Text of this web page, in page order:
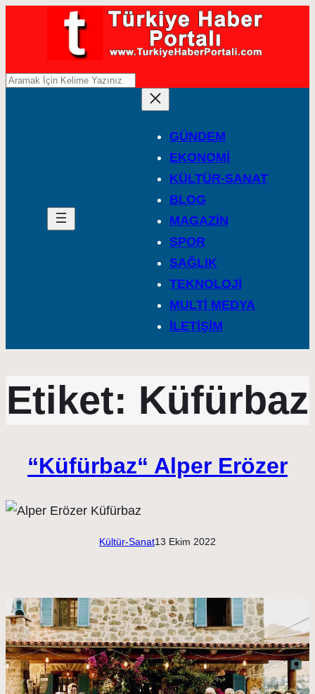
A
GÜNDEM
EKONOMİ
KÜLTÜR-SANAT
BLOG
MAGAZİN
SPOR
SAĞLIK
TEKNOLOJİ
MULTİ MEDYA
İLETİŞİM
Etiket: Küfürbaz
“Küfürbaz“ Alper Erözer
Kültür-Sanat13 Ekim 2022